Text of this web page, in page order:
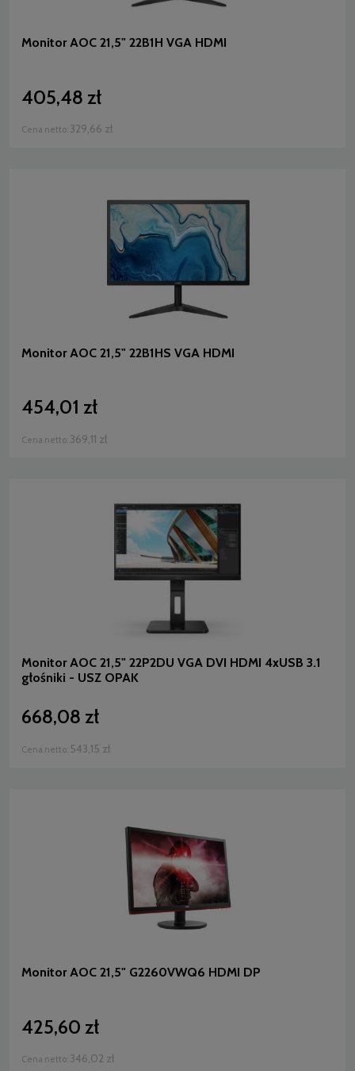
Monitor AOC 21,5" 22B1H VGA HDMI
405,48 zł
Cena netto: 329,66 zł
Monitor AOC 21,5" 22B1HS VGA HDMI
454,01 zł
Cena netto: 369,11 zł
Monitor AOC 21,5" 22P2DU VGA DVI HDMI 4xUSB 3.1
głośniki - USZ OPAK
668,08 zł
Cena netto: 543,15 zł
Monitor AOC 21,5" G2260VWQ6 HDMI DP
425,60 zł
Cena netto: 346,02 zł